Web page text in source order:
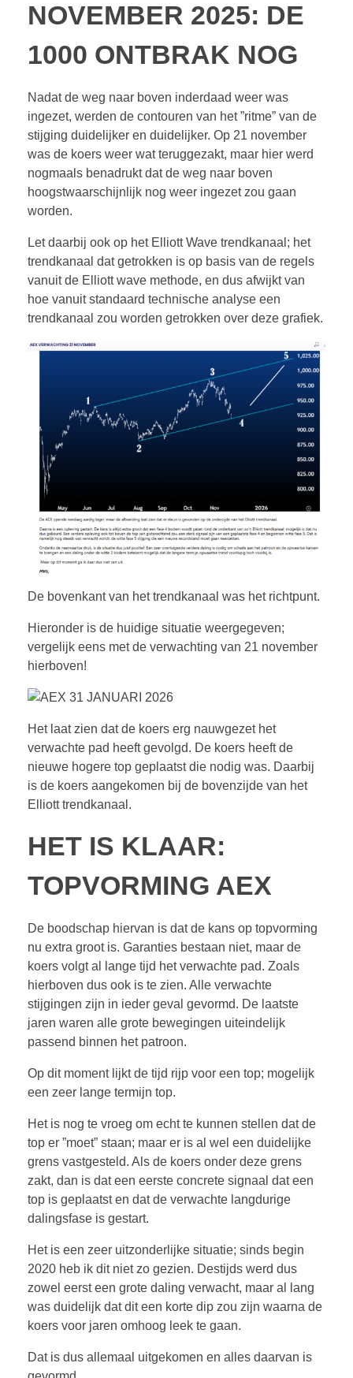
NOVEMBER 2025: DE
1000 ONTBRAK NOG
Nadat de weg naar boven inderdaad weer was
ingezet, werden de contouren van het ”ritme” van de
stijging duidelijker en duidelijker. Op 21 november
was de koers weer wat teruggezakt, maar hier werd
nogmaals benadrukt dat de weg naar boven
hoogstwaarschijnlijk nog weer ingezet zou gaan
worden.
Let daarbij ook op het Elliott Wave trendkanaal; het
trendkanaal dat getrokken is op basis van de regels
vanuit de Elliott wave methode, en dus afwijkt van
hoe vanuit standaard technische analyse een
trendkanaal zou worden getrokken over deze grafiek.
De bovenkant van het trendkanaal was het richtpunt.
Hieronder is de huidige situatie weergegeven;
vergelijk eens met de verwachting van 21 november
hierboven!
Het laat zien dat de koers erg nauwgezet het
verwachte pad heeft gevolgd. De koers heeft de
nieuwe hogere top geplaatst die nodig was. Daarbij
is de koers aangekomen bij de bovenzijde van het
Elliott trendkanaal.
HET IS KLAAR:
TOPVORMING AEX
De boodschap hiervan is dat de kans op topvorming
nu extra groot is. Garanties bestaan niet, maar de
koers volgt al lange tijd het verwachte pad. Zoals
hierboven dus ook is te zien. Alle verwachte
stijgingen zijn in ieder geval gevormd. De laatste
jaren waren alle grote bewegingen uiteindelijk
passend binnen het patroon.
Op dit moment lijkt de tijd rijp voor een top; mogelijk
een zeer lange termijn top.
Het is nog te vroeg om echt te kunnen stellen dat de
top er ”moet” staan; maar er is al wel een duidelijke
grens vastgesteld. Als de koers onder deze grens
zakt, dan is dat een eerste concrete signaal dat een
top is geplaatst en dat de verwachte langdurige
dalingsfase is gestart.
Het is een zeer uitzonderlijke situatie; sinds begin
2020 heb ik dit niet zo gezien. Destijds werd dus
zowel eerst een grote daling verwacht, maar al lang
was duidelijk dat dit een korte dip zou zijn waarna de
koers voor jaren omhoog leek te gaan.
Dat is dus allemaal uitgekomen en alles daarvan is